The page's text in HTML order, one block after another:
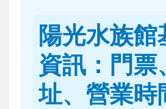
陽光水族館
資訊：門票
址、營業時